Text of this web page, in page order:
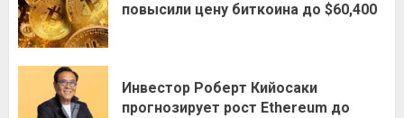
повысили цену биткоина до $60,400
Инвестор Роберт Кийосаки
прогнозирует рост Ethereum до